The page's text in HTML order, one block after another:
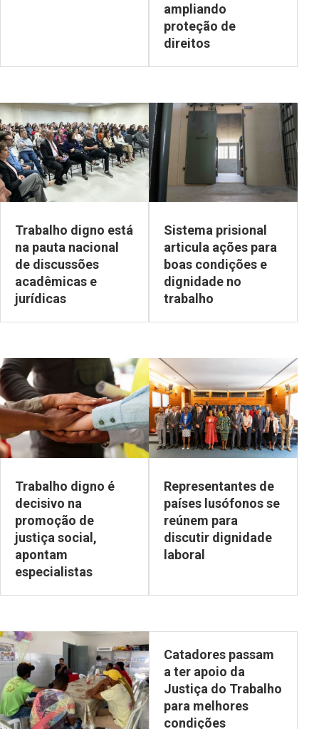
ampliando
proteção de
direitos
Trabalho digno está
na pauta nacional
de discussões
acadêmicas e
jurídicas
Sistema prisional
articula ações para
boas condições e
dignidade no
trabalho
Trabalho digno é
decisivo na
promoção de
justiça social,
apontam
especialistas
Representantes de
países lusófonos se
reúnem para
discutir dignidade
laboral
Catadores passam
a ter apoio da
Justiça do Trabalho
para melhores
condições